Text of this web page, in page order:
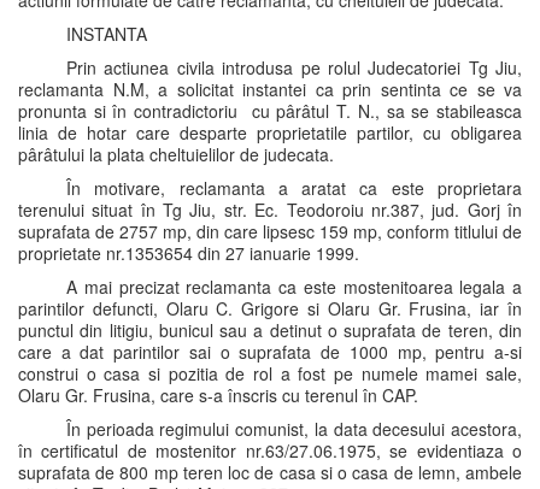
INSTANTA
Prin actiunea civila introdusa pe rolul Judecatoriei Tg Jiu,
reclamanta N.M, a solicitat instantei ca prin sentinta ce se va
pronunta si în contradictoriu cu pârâtul T. N., sa se stabileasca
linia de hotar care desparte proprietatile partilor, cu obligarea
pârâtului la plata cheltuielilor de judecata.
În motivare, reclamanta a aratat ca este proprietara
terenului situat în Tg Jiu, str. Ec. Teodoroiu nr.387, jud. Gorj în
suprafata de 2757 mp, din care lipsesc 159 mp, conform titlului de
proprietate nr.1353654 din 27 ianuarie 1999.
A mai precizat reclamanta ca este mostenitoarea legala a
parintilor defuncti, Olaru C. Grigore si Olaru Gr. Frusina, iar în
punctul din litigiu, bunicul sau a detinut o suprafata de teren, din
care a dat parintilor sai o suprafata de 1000 mp, pentru a-si
construi o casa si pozitia de rol a fost pe numele mamei sale,
Olaru Gr. Frusina, care s-a înscris cu terenul în CAP.
În perioada regimului comunist, la data decesului acestora,
în certificatul de mostenitor nr.63/27.06.1975, se evidentiaza o
suprafata de 800 mp teren loc de casa si o casa de lemn, ambele